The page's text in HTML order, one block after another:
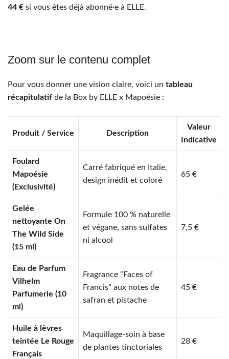
44 € si vous êtes déjà abonné·e à ELLE.
Zoom sur le contenu complet
Pour vous donner une vision claire, voici un tableau
récapitulatif de la Box by ELLE x Mapoésie :
Produit / Service Description
Valeur
Indicative
Foulard
Mapoésie
(Exclusivité)
Carré fabriqué en Italie,
design inédit et coloré
65 €
Gelée
nettoyante On
The Wild Side
(15 ml)
Formule 100 % naturelle
et végane, sans sulfates
ni alcool
7,5 €
Eau de Parfum
Vilhelm
Parfumerie (10
ml)
Fragrance “Faces of
Francis” aux notes de
safran et pistache
45 €
Huile à lèvres
teintée Le Rouge
Français
Maquillage-soin à base
de plantes tinctoriales
28 €